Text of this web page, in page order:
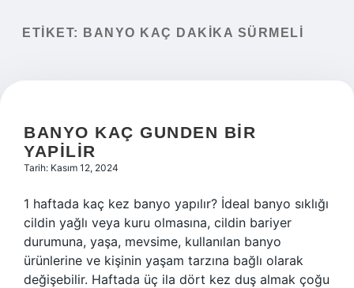
Yasal Uyarı
ETIKET: BANYO KAÇ DAKIKA SÜRMELI
BANYO KAÇ GUNDEN BIR
YAPILIR
Tarih: Kasım 12, 2024
1 haftada kaç kez banyo yapılır? İdeal banyo sıklığı
cildin yağlı veya kuru olmasına, cildin bariyer
durumuna, yaşa, mevsime, kullanılan banyo
ürünlerine ve kişinin yaşam tarzına bağlı olarak
değişebilir. Haftada üç ila dört kez duş almak çoğu